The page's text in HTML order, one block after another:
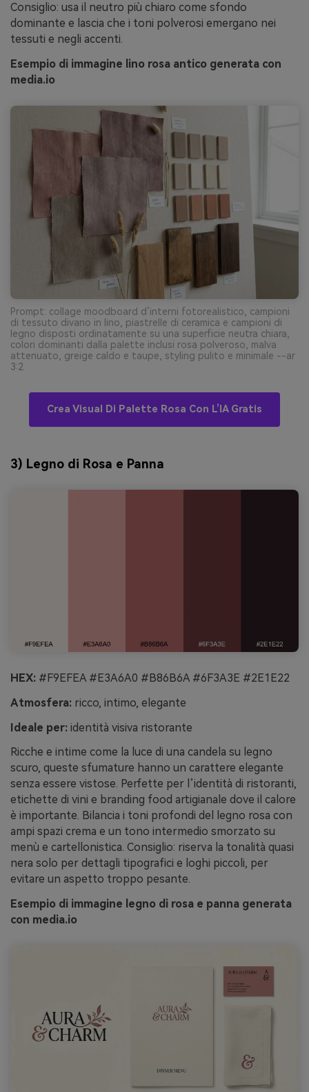
Consiglio: usa il neutro più chiaro come sfondo
dominante e lascia che i toni polverosi emergano nei
tessuti e negli accenti.
Esempio di immagine lino rosa antico generata con
media.io
Prompt: collage moodboard d’interni fotorealistico, campioni
di tessuto divano in lino, piastrelle di ceramica e campioni di
legno disposti ordinatamente su una superficie neutra chiara,
colori dominanti dalla palette inclusi rosa polveroso, malva
attenuato, greige caldo e taupe, styling pulito e minimale --ar
3:2
Crea Visual Di Palette Rosa Con L’IA Gratis
3) Legno di Rosa e Panna
HEX: #F9EFEA #E3A6A0 #B86B6A #6F3A3E #2E1E22
Atmosfera: ricco, intimo, elegante
Ideale per: identità visiva ristorante
Ricche e intime come la luce di una candela su legno
scuro, queste sfumature hanno un carattere elegante
senza essere vistose. Perfette per l’identità di ristoranti,
etichette di vini e branding food artigianale dove il calore
è importante. Bilancia i toni profondi del legno rosa con
ampi spazi crema e un tono intermedio smorzato su
menù e cartellonistica. Consiglio: riserva la tonalità quasi
nera solo per dettagli tipografici e loghi piccoli, per
evitare un aspetto troppo pesante.
Esempio di immagine legno di rosa e panna generata
con media.io